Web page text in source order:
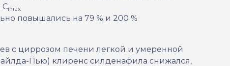
max
повышались на 79 % и 200 %
с циррозом печени легкой и умеренной
Пью) клиренс силденафила снижался,